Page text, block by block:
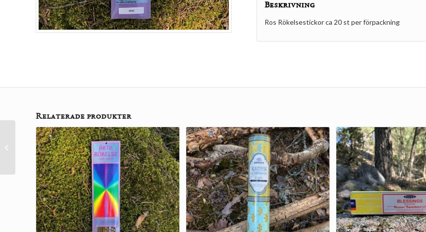
Beskrivning
Ros Rökelsestickor ca 20 st per förpackning
Relaterade produkter
Opium Rökelsestickor